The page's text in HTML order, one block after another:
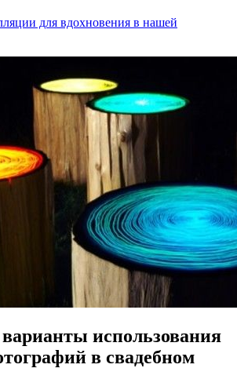
для вдохновения в нашей
использования
в свадебном